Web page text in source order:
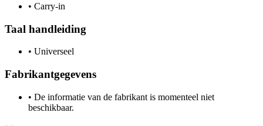
• Carry-in
Taal handleiding
• Universeel
Fabrikantgegevens
• De informatie van de fabrikant is momenteel niet
beschikbaar.